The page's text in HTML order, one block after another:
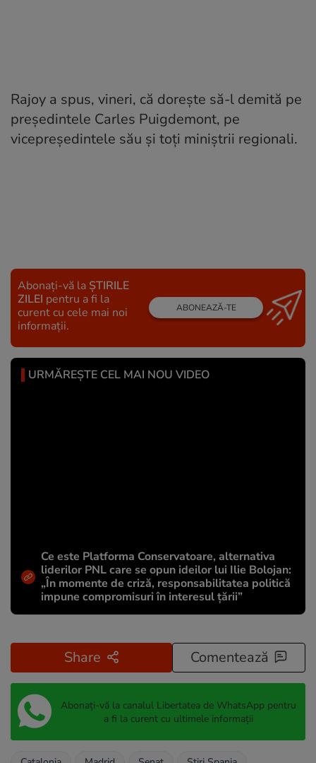
Rajoy a spus, vineri, că dorește să-l demită pe
președintele Carles Puigdemont, pe
vicepreședintele său și toți miniștrii regionali.
Abonați-vă la ȘTIRILE
ZILEI pentru a fi la
curent cu cele mai noi
informații.
ABONEAZĂ-TE
URMĂREȘTE CEL MAI NOU VIDEO
Ce este Platforma Conservatoare, alternativa
liderilor PNL care se opun ideilor lui Ilie Bolojan:
„În momente de criză, responsabilitatea politică
impune compromisuri în interesul țării”
Share Comentează
Abonați-vă la canalul Libertatea de WhatsApp pentru
a fi la curent cu ultimele informații